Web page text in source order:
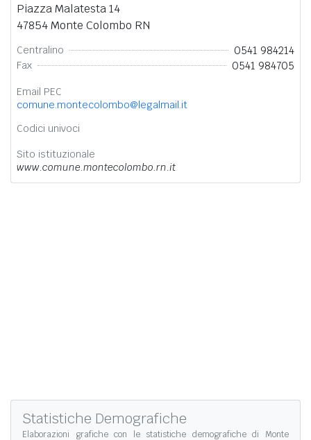
Piazza Malatesta 14
47854 Monte Colombo RN
Centralino 0541 984214
Fax 0541 984705
Email PEC
comune.montecolombo@legalmail.it
Codici univoci
Sito istituzionale
www.comune.montecolombo.rn.it
Statistiche Demografiche
Elaborazioni grafiche con le statistiche demografiche di Monte